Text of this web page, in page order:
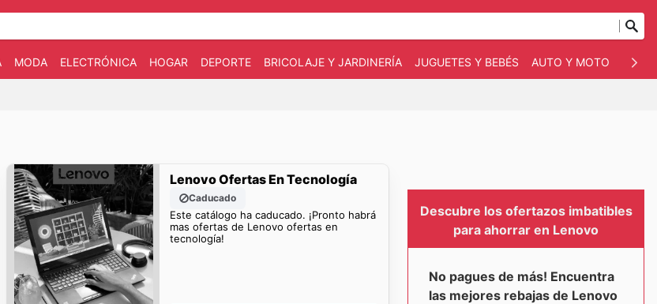
MODA ELECTRÓNICA HOGAR DEPORTE BRICOLAJE Y JARDINERÍA JUGUETES Y BEBÉS AUTO Y MOTO
Lenovo Ofertas En Tecnología
Caducado
Este catálogo ha caducado. ¡Pronto habrá
mas ofertas de Lenovo ofertas en
tecnología!
Descubre los ofertazos imbatibles
para ahorrar en Lenovo
No pagues de más! Encuentra
las mejores rebajas de Lenovo